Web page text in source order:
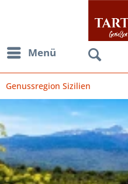
Menü
Genussregion Sizilien